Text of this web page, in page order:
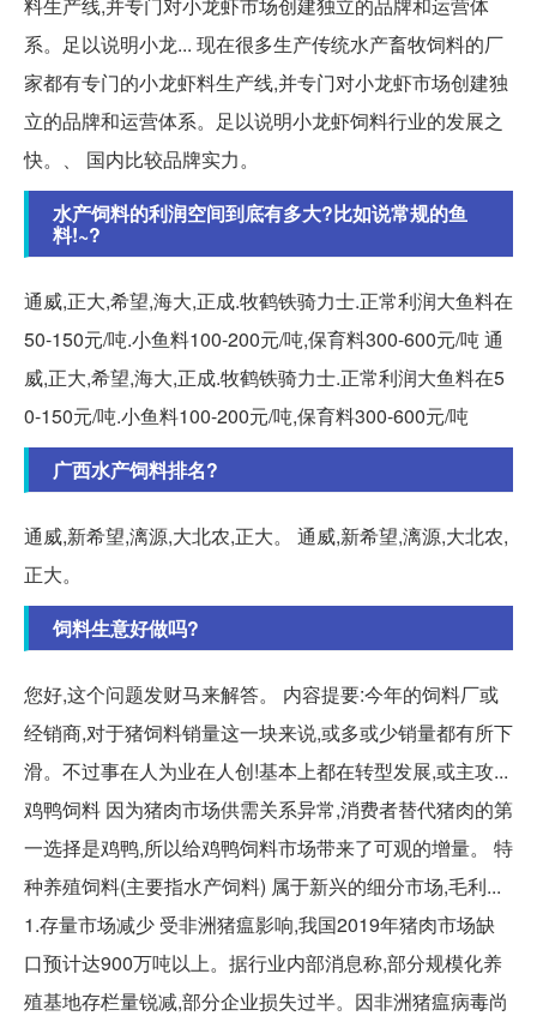
料生产线,并专门对小龙虾市场创建独立的品牌和运营体
系。足以说明小龙... 现在很多生产传统水产畜牧饲料的厂
家都有专门的小龙虾料生产线,并专门对小龙虾市场创建独
立的品牌和运营体系。足以说明小龙虾饲料行业的发展之
快。、 国内比较品牌实力。
水产饲料的利润空间到底有多大?比如说常规的鱼
料!~?
通威,正大,希望,海大,正成.牧鹤铁骑力士.正常利润大鱼料在
50-150元/吨.小鱼料100-200元/吨,保育料300-600元/吨 通
威,正大,希望,海大,正成.牧鹤铁骑力士.正常利润大鱼料在5
0-150元/吨.小鱼料100-200元/吨,保育料300-600元/吨
广西水产饲料排名?
通威,新希望,漓源,大北农,正大。 通威,新希望,漓源,大北农,
正大。
饲料生意好做吗?
您好,这个问题发财马来解答。 内容提要:今年的饲料厂或
经销商,对于猪饲料销量这一块来说,或多或少销量都有所下
滑。不过事在人为业在人创!基本上都在转型发展,或主攻...
鸡鸭饲料 因为猪肉市场供需关系异常,消费者替代猪肉的第
一选择是鸡鸭,所以给鸡鸭饲料市场带来了可观的增量。 特
种养殖饲料(主要指水产饲料) 属于新兴的细分市场,毛利...
1.存量市场减少 受非洲猪瘟影响,我国2019年猪肉市场缺
口预计达900万吨以上。据行业内部消息称,部分规模化养
殖基地存栏量锐减,部分企业损失过半。因非洲猪瘟病毒尚